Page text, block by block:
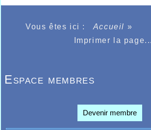
très belle performance
marathon de Bruges qui avait tenté
en 2018 à Paris réalisant pour le
en compagnie de Bernard
améliorer son score de 12mn sur la
Belge Van Schuerbeeck en
quelques années pour tenter de
Vous êtes ici : Accueil »
Imprimer la page...
Espace membres
Devenir membre